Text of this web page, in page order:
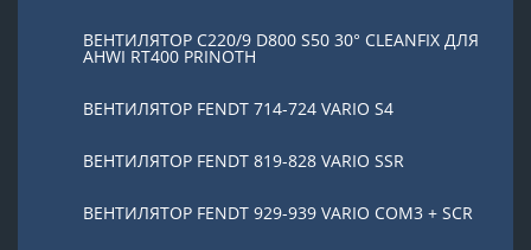
ВЕНТИЛЯТОР C220/9 D800 S50 30° CLEANFIX ДЛЯ
AHWI RT400 PRINOTH
ВЕНТИЛЯТОР FENDT 714-724 VARIO S4
ВЕНТИЛЯТОР FENDT 819-828 VARIO SSR
ВЕНТИЛЯТОР FENDT 929-939 VARIO COM3 + SCR